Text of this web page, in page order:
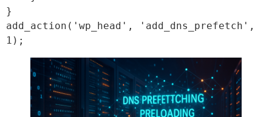
}
add_action('wp_head', 'add_dns_prefetch',